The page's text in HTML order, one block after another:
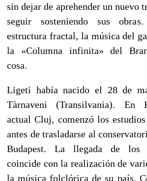
sin dejar de aprehender un nuevo
seguir sosteniendo sus
estructura fractal, la música del
la «Columna infinita» del
cosa.
Ligeti había nacido el 28 de
Tàrnaveni (Transilvania). En
actual Cluj, comenzó los
antes de trasladarse al
Budapest. La llegada de los
coincide con la realización de
la música folclórica de su país.